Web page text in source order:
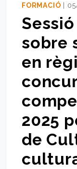
FORMACIÓ |
sobre
en
2025
de